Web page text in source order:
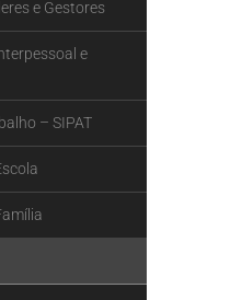
e Gestores
e
– SIPAT